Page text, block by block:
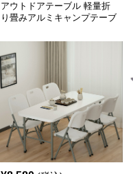
アウトドアテーブル 軽量折
り畳みアルミキャンプテーブ